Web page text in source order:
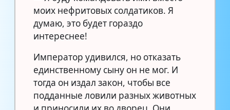
моих нефритовых солдатиков. Я
думаю, это будет гораздо
интереснее!
Император удивился, но отказать
единственному сыну он не мог. И
тогда он издал закон, чтобы все
подданные ловили разных животных